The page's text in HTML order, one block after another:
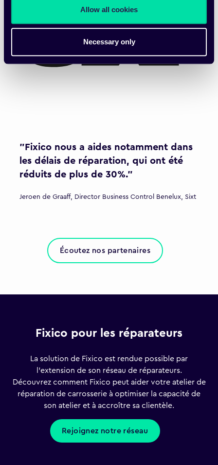
Allow all cookies
Necessary only
"Fixico nous a aides notamment dans
les délais de réparation, qui ont été
réduits de plus de 30%."
Jeroen de Graaff, Director Business Control Benelux, Sixt
Écoutez nos partenaires
Fixico pour les réparateurs
La solution de Fixico est rendue possible par
l'extension de son réseau de réparateurs.
Découvrez comment Fixico peut aider votre atelier de
réparation de carrosserie à optimiser la capacité de
son atelier et à accroître sa clientèle.
Rejoignez notre réseau